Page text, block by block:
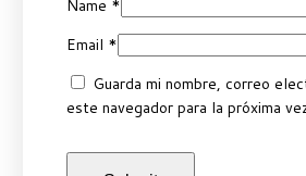
Name *
Email *
Guarda mi nombre, correo
este navegador para la próxima